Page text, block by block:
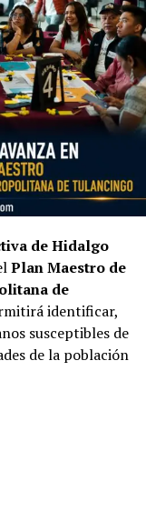
de Hidalgo
Plan Maestro de
de
identificar,
susceptibles de
de la población